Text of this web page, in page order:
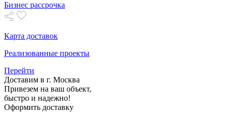
Бизнес рассрочка
Карта доставок
Реализованные проекты
Перейти
Доставим в г. Москва
Привезем на ваш объект,
быстро и надежно!
Оформить доставку